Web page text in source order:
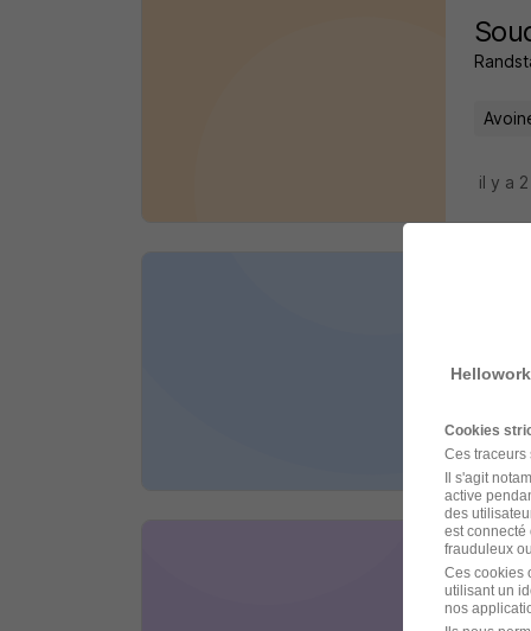
il y a
il y a
Cookies
Ces traceurs
Il s'agit
active
des
est connecté
frauduleux
Ces cookies
utilisant un
nos